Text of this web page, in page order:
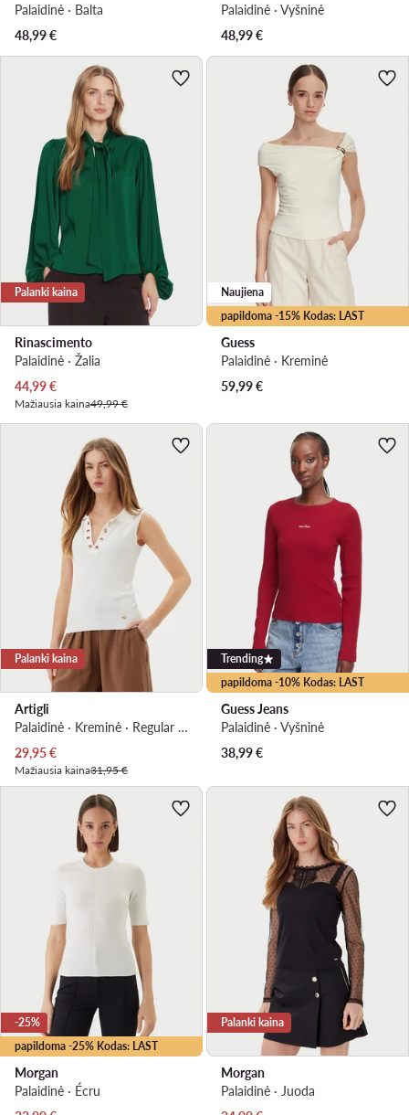
Palaidinė · Balta
48,99€
Palaidinė · Vyšninė
48,99€
Palanki kaina
Rinascimento
Palaidinė · Žalia
Dabartinė kaina
44,99€
Mažiausia kaina49,99 €
papildoma -15% Kodas: LAST
Naujiena
Guess
Palaidinė · Kreminė
59,99€
Palanki kaina
Artigli
Palaidinė · Kreminė · Regular Fit
Dabartinė kaina
29,95€
Mažiausia kaina31,95 €
papildoma -10% Kodas: LAST
Trending
Guess Jeans
Palaidinė · Vyšninė
38,99€
papildoma -25% Kodas: LAST
-25%
Morgan
Palaidinė · Écru
Palanki kaina
Morgan
Palaidinė · Juoda